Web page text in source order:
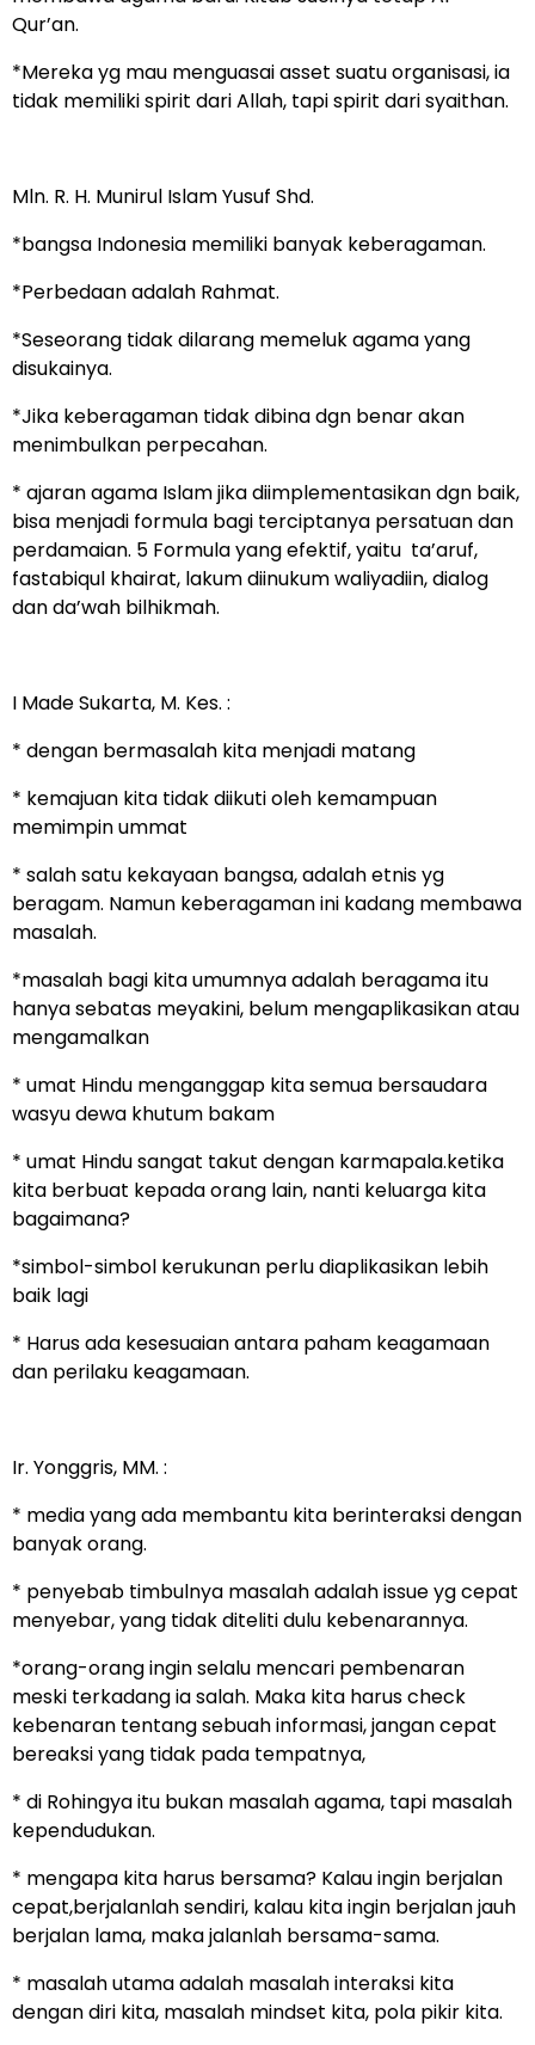
Qur’an.
*Mereka yg mau menguasai asset suatu organisasi, ia
tidak memiliki spirit dari Allah, tapi spirit dari syaithan.
Mln. R. H. Munirul Islam Yusuf Shd.
*bangsa Indonesia memiliki banyak keberagaman.
*Perbedaan adalah Rahmat.
*Seseorang tidak dilarang memeluk agama yang
disukainya.
*Jika keberagaman tidak dibina dgn benar akan
menimbulkan perpecahan.
* ajaran agama Islam jika diimplementasikan dgn baik,
bisa menjadi formula bagi terciptanya persatuan dan
perdamaian. 5 Formula yang efektif, yaitu ta’aruf,
fastabiqul khairat, lakum diinukum waliyadiin, dialog
dan da’wah bilhikmah.
I Made Sukarta, M. Kes. :
* dengan bermasalah kita menjadi matang
* kemajuan kita tidak diikuti oleh kemampuan
memimpin ummat
* salah satu kekayaan bangsa, adalah etnis yg
beragam. Namun keberagaman ini kadang membawa
masalah.
*masalah bagi kita umumnya adalah beragama itu
hanya sebatas meyakini, belum mengaplikasikan atau
mengamalkan
* umat Hindu menganggap kita semua bersaudara
wasyu dewa khutum bakam
* umat Hindu sangat takut dengan karmapala.ketika
kita berbuat kepada orang lain, nanti keluarga kita
bagaimana?
*simbol-simbol kerukunan perlu diaplikasikan lebih
baik lagi
* Harus ada kesesuaian antara paham keagamaan
dan perilaku keagamaan.
Ir. Yonggris, MM. :
* media yang ada membantu kita berinteraksi dengan
banyak orang.
* penyebab timbulnya masalah adalah issue yg cepat
menyebar, yang tidak diteliti dulu kebenarannya.
*orang-orang ingin selalu mencari pembenaran
meski terkadang ia salah. Maka kita harus check
kebenaran tentang sebuah informasi, jangan cepat
bereaksi yang tidak pada tempatnya,
* di Rohingya itu bukan masalah agama, tapi masalah
kependudukan.
* mengapa kita harus bersama? Kalau ingin berjalan
cepat,berjalanlah sendiri, kalau kita ingin berjalan jauh
berjalan lama, maka jalanlah bersama-sama.
* masalah utama adalah masalah interaksi kita
dengan diri kita, masalah mindset kita, pola pikir kita.